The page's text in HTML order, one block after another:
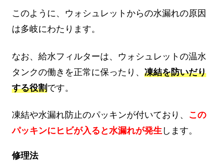
このように、ウォシュレットからの水漏れの原因
は多岐にわたります。
なお、給水フィルターは、ウォシュレットの温水
タンクの働きを正常に保ったり、 凍結を防いだり
する役割です。
凍結や水漏れ防止のパッキンが付いており、 この
パッキンにヒビが入ると水漏れが発生 します。
修理法